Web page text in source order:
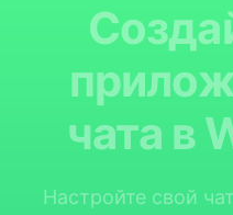
чата в
Настройте свой